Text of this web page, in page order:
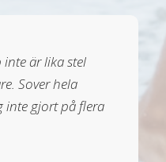
är lika stel
Sover hela
inte gjort på flera